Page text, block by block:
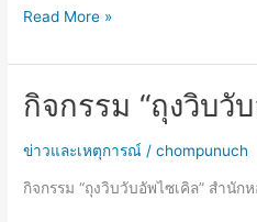
2569
Read More »
กิจกรรม “ถุงวิบวั
ข่าวและเหตุการณ์ /chompunuch
กิจกรรม “ถุงวิบวับอัพไซเคิล” สำนัก
กิจกรรม
“ถุง
วิ
วับ